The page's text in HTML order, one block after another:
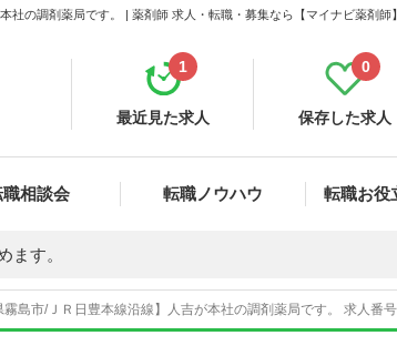
の調剤薬局です。 | 薬剤師 求人・転職・募集なら【マイナビ薬剤師】
最近見た求人
1
保存した求人
0
職相談会 転職ノウハウ 転職お役
ます。
霧島市/ＪＲ日豊本線沿線】人吉が本社の調剤薬局です。 求人番